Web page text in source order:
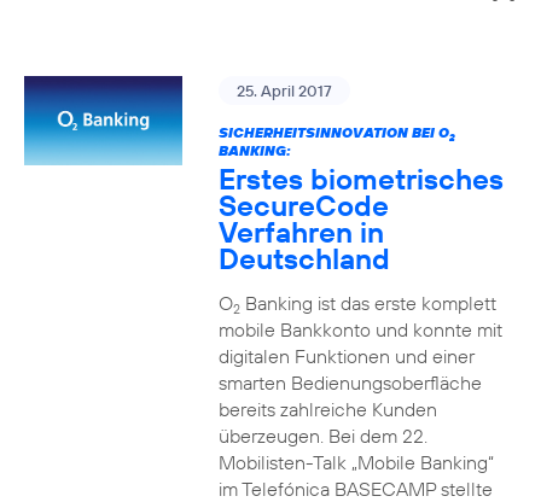
25. April 2017
SICHERHEITSINNOVATION BEI O2
BANKING:
Erstes biometrisches
SecureCode
Verfahren in
Deutschland
O2Banking ist das erste komplett
mobile Bankkonto und konnte mit
digitalen Funktionen und einer
smarten Bedienungsoberfläche
bereits zahlreiche Kunden
überzeugen. Bei dem 22.
Mobilisten-Talk „Mobile Banking“
im Telefónica BASECAMP stellte